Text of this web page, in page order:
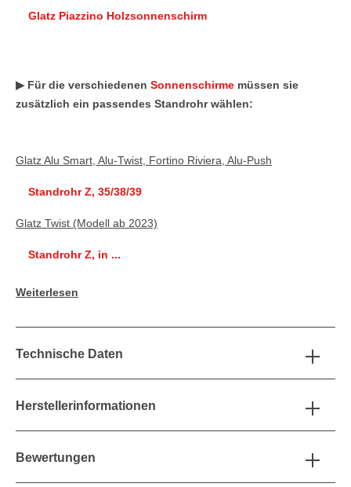
Glatz Piazzino Holzsonnenschirm
▶ Für die verschiedenen Sonnenschirme müssen sie
zusätzlich ein passendes Standrohr wählen:
Glatz Alu Smart, Alu-Twist, Fortino Riviera, Alu-Push
Standrohr Z, 35/38/39
Glatz Twist (Modell ab 2023)
Standrohr Z, in ...
Weiterlesen
Technische Daten
Herstellerinformationen
Bewertungen